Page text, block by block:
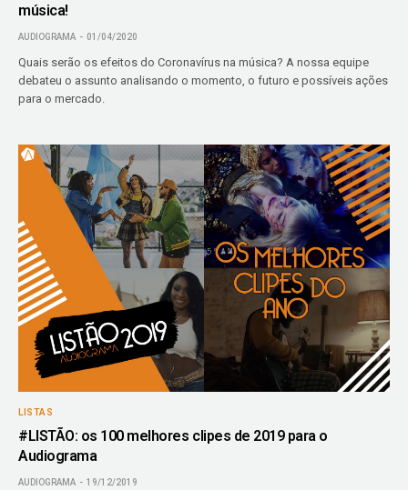
música!
AUDIOGRAMA 01/04/2020
Quais serão os efeitos do Coronavírus na música? A nossa equipe
debateu o assunto analisando o momento, o futuro e possíveis ações
para o mercado.
LISTAS
#LISTÃO: os 100 melhores clipes de 2019 para o
Audiograma
AUDIOGRAMA 19/12/2019